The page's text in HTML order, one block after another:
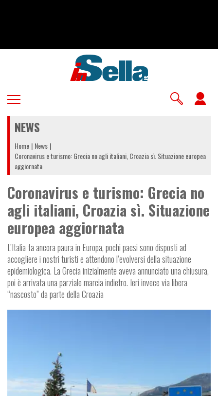
NEWS
Home News
Coronavirus e turismo: Grecia no agli italiani, Croazia sì. Situazione europea
aggiornata
Coronavirus e turismo: Grecia no
agli italiani, Croazia sì. Situazione
europea aggiornata
L’Italia fa ancora paura in Europa, pochi paesi sono disposti ad
accogliere i nostri turisti e attendono l’evolversi della situazione
epidemiologica. La Grecia inizialmente aveva annunciato una chiusura,
poi è arrivata una parziale marcia indietro. Ieri invece via libera
“nascosto” da parte della Croazia